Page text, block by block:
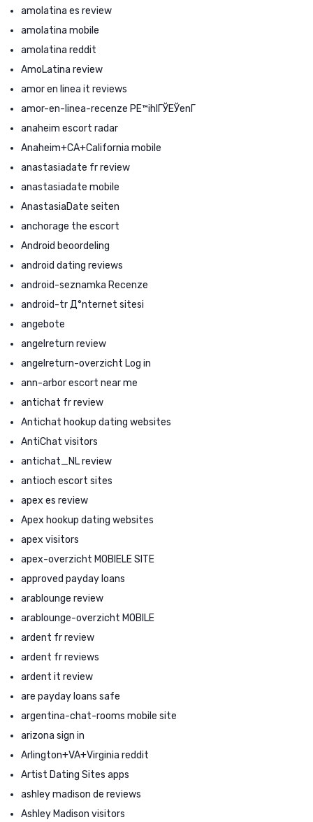
amolatina es review
amolatina mobile
amolatina reddit
AmoLatina review
amor en linea it reviews
amor-en-linea-recenze PЕ™ihlГЎЕЎenГ­
anaheim escort radar
Anaheim+CA+California mobile
anastasiadate fr review
anastasiadate mobile
AnastasiaDate seiten
anchorage the escort
Android beoordeling
android dating reviews
android-seznamka Recenze
android-tr Д°nternet sitesi
angebote
angelreturn review
angelreturn-overzicht Log in
ann-arbor escort near me
antichat fr review
Antichat hookup dating websites
AntiChat visitors
antichat_NL review
antioch escort sites
apex es review
Apex hookup dating websites
apex visitors
apex-overzicht MOBIELE SITE
approved payday loans
arablounge review
arablounge-overzicht MOBILE
ardent fr review
ardent fr reviews
ardent it review
are payday loans safe
argentina-chat-rooms mobile site
arizona sign in
Arlington+VA+Virginia reddit
Artist Dating Sites apps
ashley madison de reviews
Ashley Madison visitors